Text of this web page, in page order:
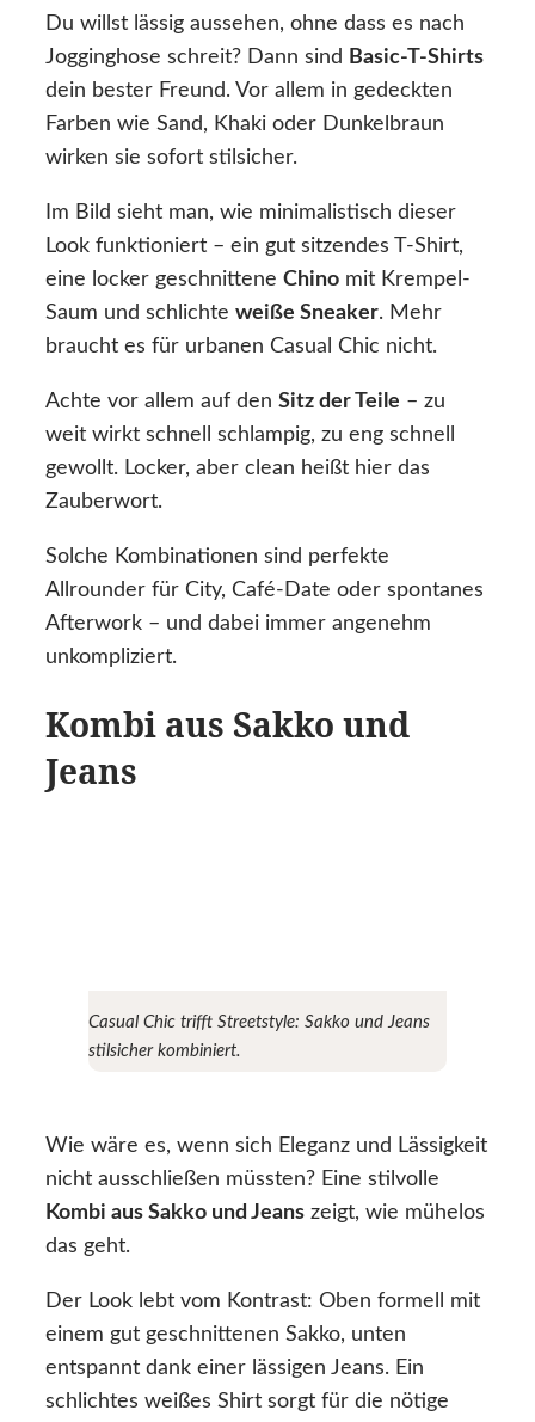
Du willst lässig aussehen, ohne dass es nach
Jogginghose schreit? Dann sind Basic-T-Shirts
dein bester Freund. Vor allem in gedeckten
Farben wie Sand, Khaki oder Dunkelbraun
wirken sie sofort stilsicher.
Im Bild sieht man, wie minimalistisch dieser
Look funktioniert – ein gut sitzendes T-Shirt,
eine locker geschnittene Chino mit Krempel-
Saum und schlichte weiße Sneaker. Mehr
braucht es für urbanen Casual Chic nicht.
Achte vor allem auf den Sitz der Teile – zu
weit wirkt schnell schlampig, zu eng schnell
gewollt. Locker, aber clean heißt hier das
Zauberwort.
Solche Kombinationen sind perfekte
Allrounder für City, Café-Date oder spontanes
Afterwork – und dabei immer angenehm
unkompliziert.
Kombi aus Sakko und
Jeans
Casual Chic trifft Streetstyle: Sakko und Jeans
stilsicher kombiniert.
Wie wäre es, wenn sich Eleganz und Lässigkeit
nicht ausschließen müssten? Eine stilvolle
Kombi aus Sakko und Jeans zeigt, wie mühelos
das geht.
Der Look lebt vom Kontrast: Oben formell mit
einem gut geschnittenen Sakko, unten
entspannt dank einer lässigen Jeans. Ein
schlichtes weißes Shirt sorgt für die nötige